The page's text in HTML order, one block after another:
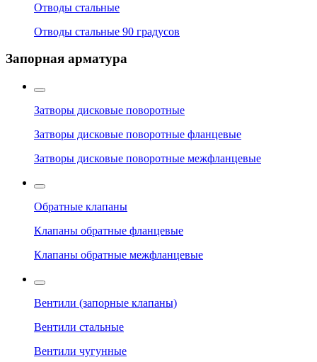
Отводы стальные
Отводы стальные 90 градусов
Запорная арматура
Затворы дисковые поворотные
Затворы дисковые поворотные фланцевые
Затворы дисковые поворотные межфланцевые
Обратные клапаны
Клапаны обратные фланцевые
Клапаны обратные межфланцевые
Вентили (запорные клапаны)
Вентили стальные
Вентили чугунные